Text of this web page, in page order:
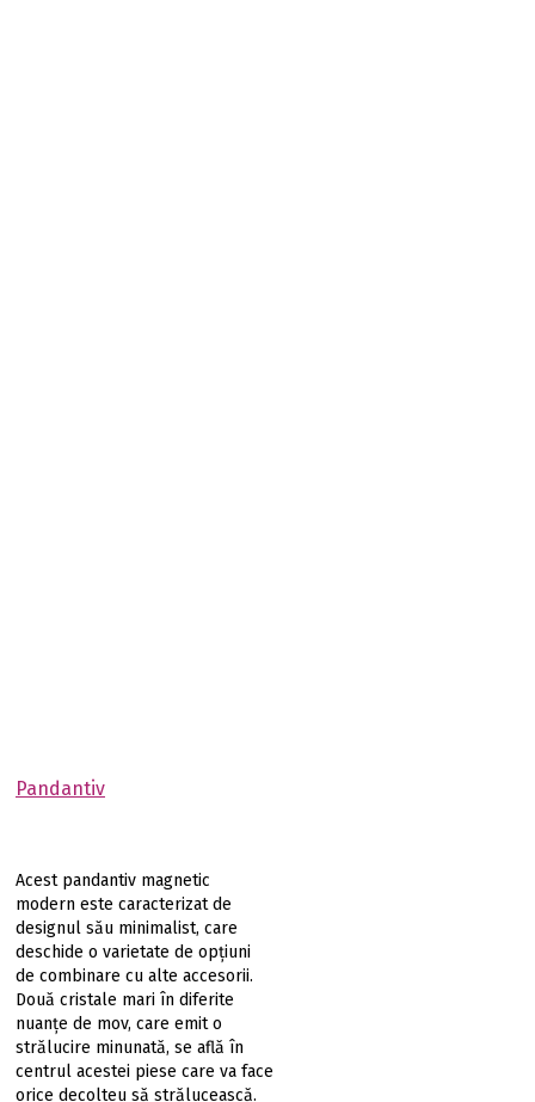
Pandantiv
Acest pandantiv magnetic
modern este caracterizat de
designul său minimalist, care
deschide o varietate de opțiuni
de combinare cu alte accesorii.
Două cristale mari în diferite
nuanțe de mov, care emit o
strălucire minunată, se află în
centrul acestei piese care va face
orice decolteu să strălucească.